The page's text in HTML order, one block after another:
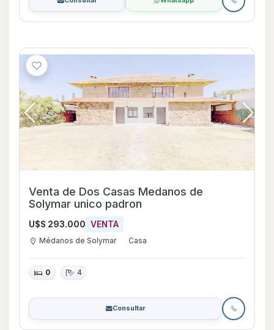
Venta de Dos Casas Medanos de
Solymar unico padron
U$S 293.000 VENTA
Médanos de Solymar Casa
0 4
Consultar